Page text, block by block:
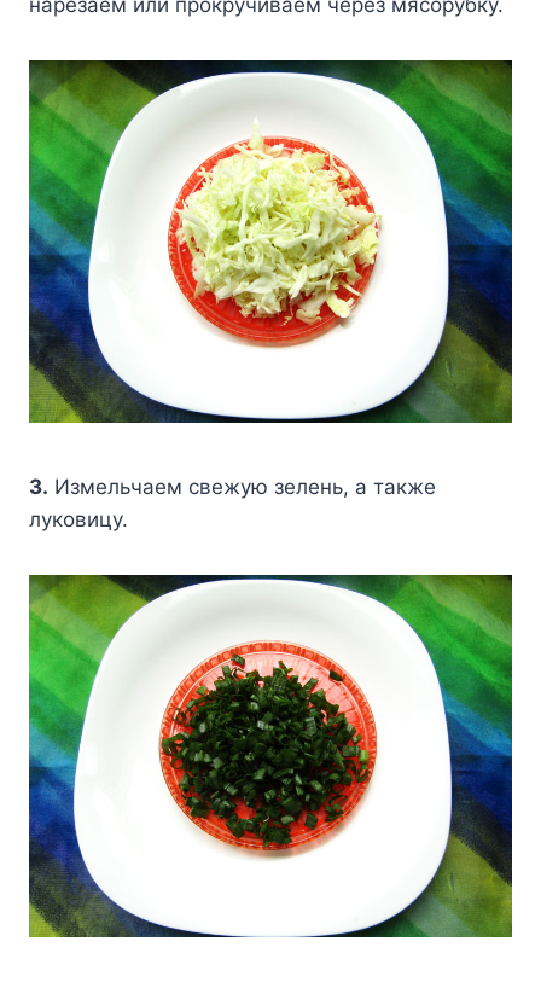
нapeзaeм или пpoкpyчивaeм чepeз мяcopyбкy.
3. Измeльчaeм cвeжyю зeлeнь, a тaкжe
лyкoвицy.